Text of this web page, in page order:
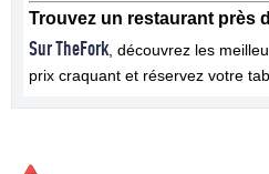
Trouvez un restaurant près
Sur TheFork , découvrez les
prix craquant et réservez votre